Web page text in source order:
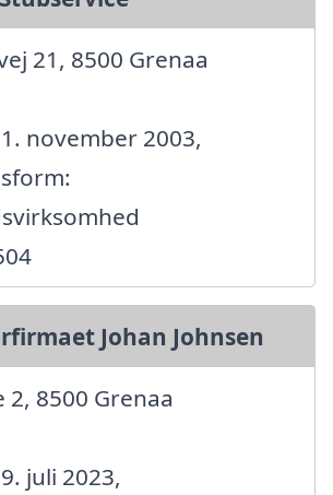
21, 8500 Grenaa
november 2003,
Johan Johnsen
2, 8500 Grenaa
juli 2023,